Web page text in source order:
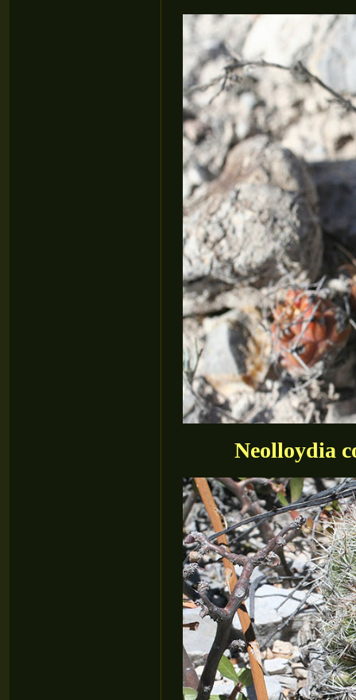
Neolloydia